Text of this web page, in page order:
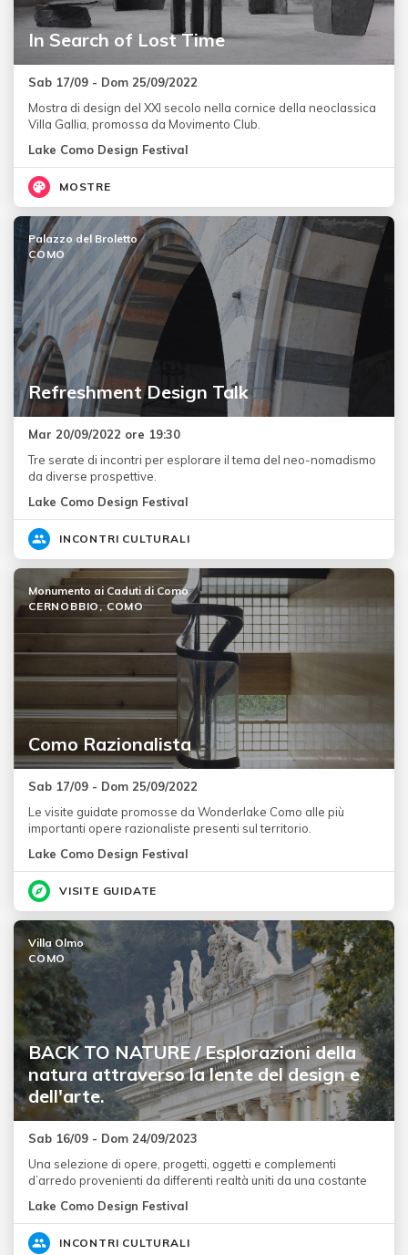
In Search of Lost Time
Sab 17/09 - Dom 25/09/2022
Mostra di design del XXI secolo nella cornice della neoclassica
Villa Gallia, promossa da Movimento Club.
Lake Como Design Festival
MOSTRE
Refreshment Design Talk
Palazzo del Broletto
COMO
Mar 20/09/2022 ore 19:30
Tre serate di incontri per esplorare il tema del neo-nomadismo
da diverse prospettive.
Lake Como Design Festival
INCONTRI CULTURALI
Como Razionalista
Monumento ai Caduti di Como
CERNOBBIO, COMO
Sab 17/09 - Dom 25/09/2022
Le visite guidate promosse da Wonderlake Como alle più
importanti opere razionaliste presenti sul territorio.
Lake Como Design Festival
VISITE GUIDATE
BACK TO NATURE / Esplorazioni della
natura attraverso la lente del design e
dell'arte.
Villa Olmo
COMO
Sab 16/09 - Dom 24/09/2023
Una selezione di opere, progetti, oggetti e complementi
d’arredo provenienti da differenti realtà uniti da una costante
Lake Como Design Festival
INCONTRI CULTURALI